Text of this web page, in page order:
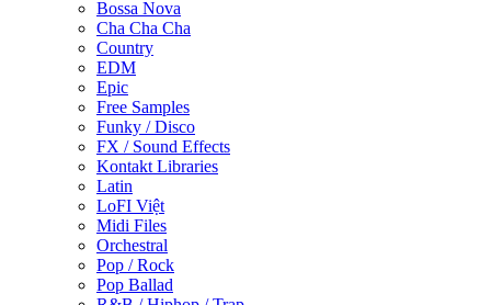
Bossa Nova
Cha Cha Cha
Country
EDM
Epic
Free Samples
Funky / Disco
FX / Sound Effects
Kontakt Libraries
Latin
LoFI Việt
Midi Files
Orchestral
Pop / Rock
Pop Ballad